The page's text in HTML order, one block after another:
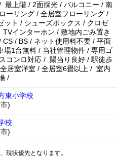
最上階 / 2面採光 / バルコニー / 南
ーリング / 全居室フローリング /
ット / シューズボックス / クロゼ
インターホン / 敷地内ごみ置き
CS / BS / ネット使用料不要 / 平面
場1台無料 / 当社管理物件 / 専用ゴ
コンロ対応 / 陽当り良好 / 駅徒歩
居室洋室 / 全居室6畳以上 / 室内
/
東小学校
)
校
)
現状優先となります。